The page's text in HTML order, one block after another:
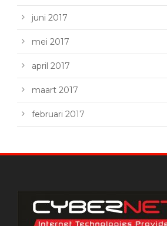
juni 2017
mei 2017
april 2017
maart 2017
februari 2017